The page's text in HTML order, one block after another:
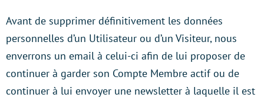
Avant de supprimer définitivement les données
personnelles d’un Utilisateur ou d’un Visiteur, nous
enverrons un email à celui-ci afin de lui proposer de
continuer à garder son Compte Membre actif ou de
continuer à lui envoyer une newsletter à laquelle il est